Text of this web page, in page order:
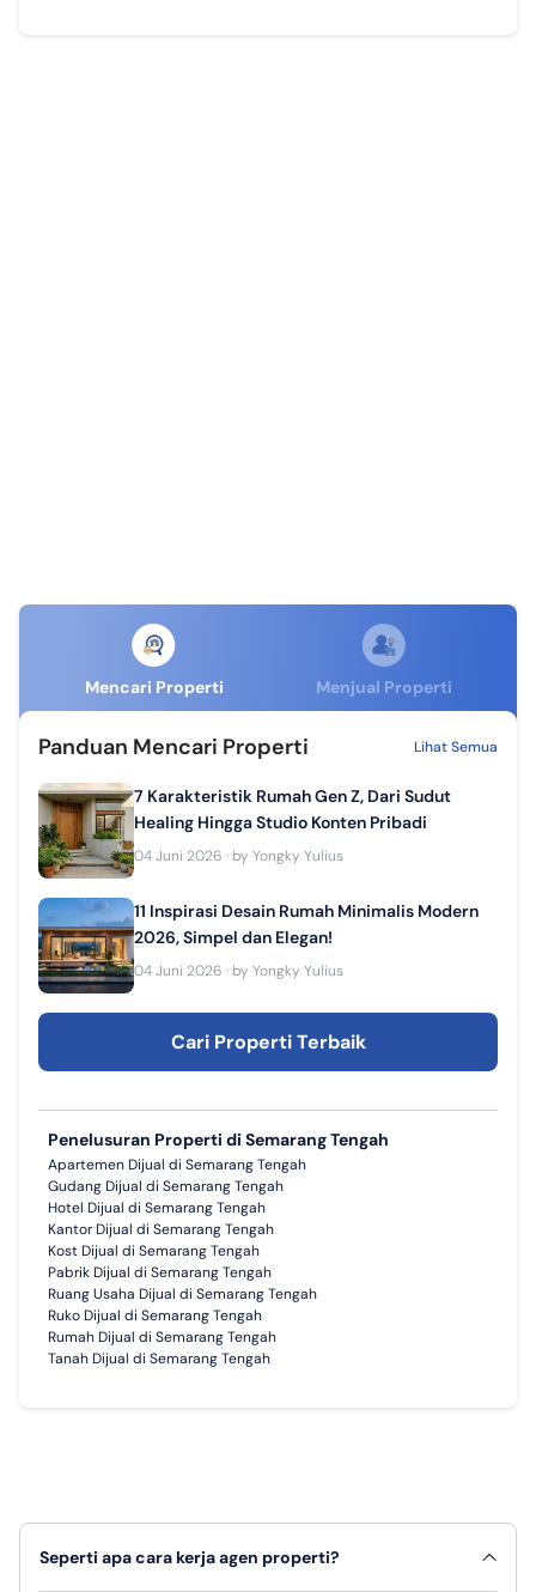
Mencari Properti Menjual Properti
Panduan Mencari Properti Lihat Semua
7 Karakteristik Rumah Gen Z, Dari Sudut
Healing Hingga Studio Konten Pribadi
04 Juni 2026 · by Yongky Yulius
11 Inspirasi Desain Rumah Minimalis Modern
2026, Simpel dan Elegan!
04 Juni 2026 · by Yongky Yulius
Cari Properti Terbaik
Penelusuran Properti di Semarang Tengah
Apartemen Dijual di Semarang Tengah
Gudang Dijual di Semarang Tengah
Hotel Dijual di Semarang Tengah
Kantor Dijual di Semarang Tengah
Kost Dijual di Semarang Tengah
Pabrik Dijual di Semarang Tengah
Ruang Usaha Dijual di Semarang Tengah
Ruko Dijual di Semarang Tengah
Rumah Dijual di Semarang Tengah
Tanah Dijual di Semarang Tengah
Seperti apa cara kerja agen properti?